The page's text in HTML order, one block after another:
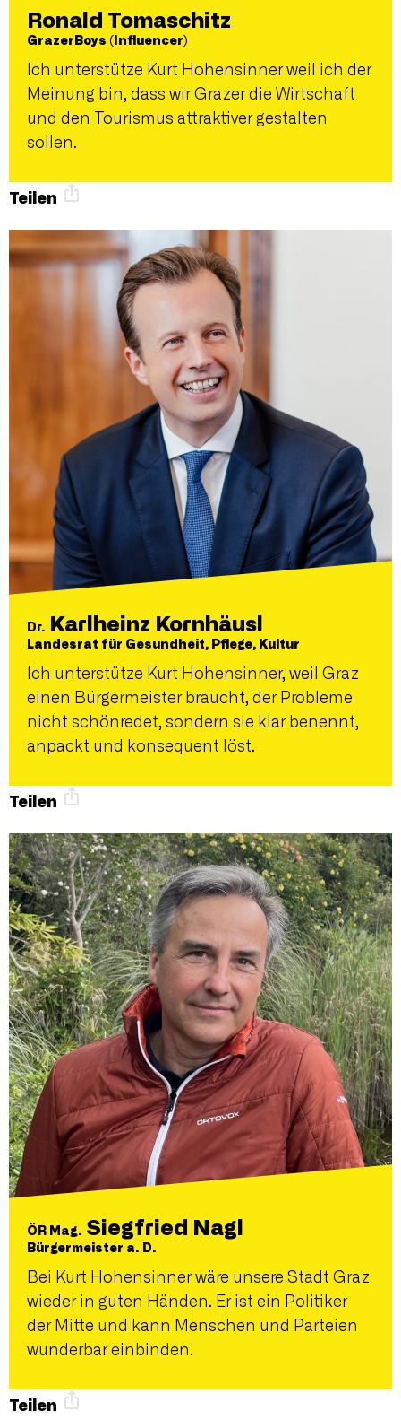
Ronald Tomaschitz
GrazerBoys (Influencer)
Ich unterstütze Kurt Hohensinner weil ich der
Meinung bin, dass wir Grazer die Wirtschaft
und den Tourismus attraktiver gestalten
sollen.
Teilen
Dr. Karlheinz Kornhäusl
Landesrat für Gesundheit, Pflege, Kultur
Ich unterstütze Kurt Hohensinner, weil Graz
einen Bürgermeister braucht, der Probleme
nicht schönredet, sondern sie klar benennt,
anpackt und konsequent löst.
Teilen
ÖR Mag. Siegfried Nagl
Bürgermeister a. D.
Bei Kurt Hohensinner wäre unsere Stadt Graz
wieder in guten Händen. Er ist ein Politiker
der Mitte und kann Menschen und Parteien
wunderbar einbinden.
Teilen